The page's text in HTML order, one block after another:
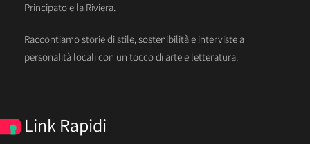
Principato e la Riviera.
Raccontiamo storie di stile, sostenibilità e interviste a
personalità locali con un tocco di arte e letteratura.
Link Rapidi